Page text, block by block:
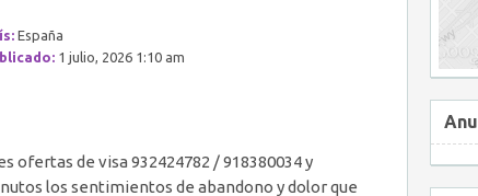
España
1 julio, 2026 1:10 am
ofertas de visa 932424782 / 918380034 y
los sentimientos de abandono y dolor que